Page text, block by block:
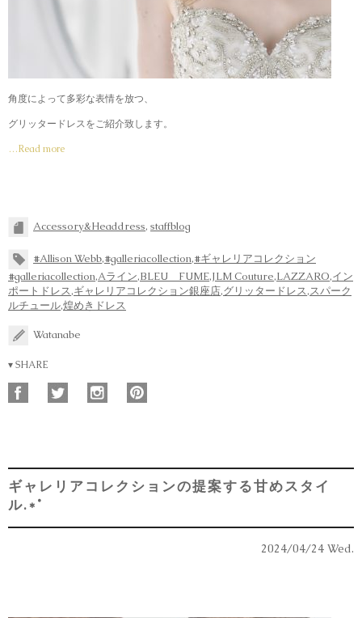
角度によって多彩な表情を放つ、
グリッタードレスをご紹介致します。
…Read more
Accessory&Headdress, staffblog
#Allison Webb,#galleriacollection,#ギャレリアコレクション
#galleriacollection,Aライン,BLEU FUME,JLM Couture,LAZZARO,イン
ポートドレス,ギャレリアコレクション銀座店,グリッタードレス,スパーク
ルチュール,煌めきドレス
Watanabe
▾ SHARE
ギャレリアコレクションの提案する甘めスタイ
ル.*˚
2024/04/24 Wed.